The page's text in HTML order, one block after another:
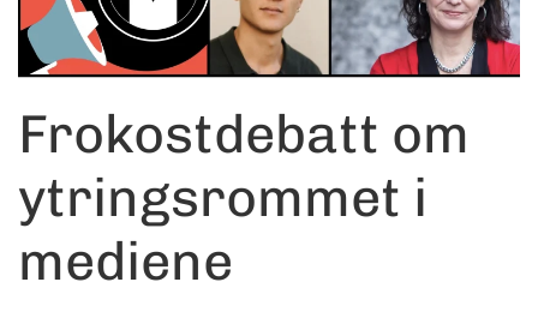
Frokostdebatt om
ytringsrommet i
mediene